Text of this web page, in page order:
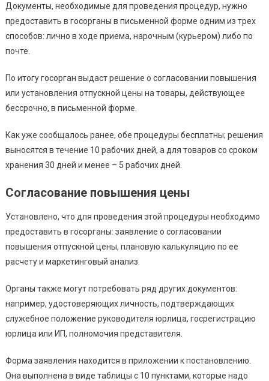
Документы, необходимые для проведения процедур, нужно
предоставить в госорганы в письменной форме одним из трех
способов: лично в ходе приема, нарочным (курьером) либо по
почте.
По итогу госорган выдаст решение о согласовании повышения
или установления отпускной цены на товары, действующее
бессрочно, в письменной форме.
Как уже сообщалось ранее, обе процедуры бесплатны; решения
выносятся в течение 10 рабочих дней, а для товаров со сроком
хранения 30 дней и менее – 5 рабочих дней.
Согласование повышения цены
Установлено, что для проведения этой процедуры необходимо
предоставить в госорганы: заявление о согласовании
повышения отпускной цены, плановую калькуляцию по ее
расчету и маркетинговый анализ.
Органы также могут потребовать ряд других документов:
например, удостоверяющих личность, подтверждающих
служебное положение руководителя юрлица, госрегистрацию
юрлица или ИП, полномочия представителя.
Форма заявления находится в приложении к постановлению.
Она выполнена в виде таблицы с 10 пунктами, которые надо